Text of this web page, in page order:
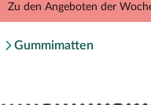
Zu den Angeboten der
Gummimatten